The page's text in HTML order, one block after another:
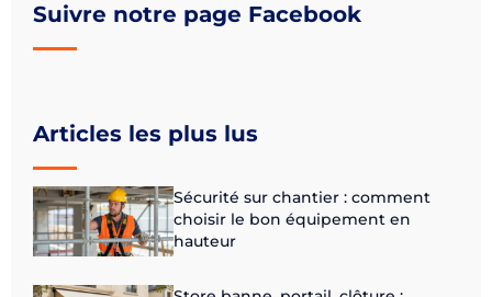
Suivre notre page Facebook
Articles les plus lus
Sécurité sur chantier : comment
choisir le bon équipement en
hauteur